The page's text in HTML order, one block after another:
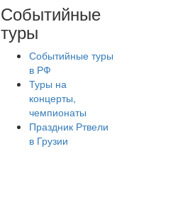
Событийные
туры
Событийные туры
в РФ
Туры на
концерты,
чемпионаты
Праздник Ртвели
в Грузии